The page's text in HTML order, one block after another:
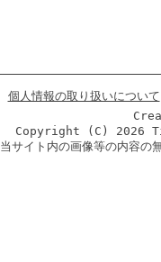
個人情報の取り扱いについて
Copyright (C) 2026
当サイト内の画像等の内容の